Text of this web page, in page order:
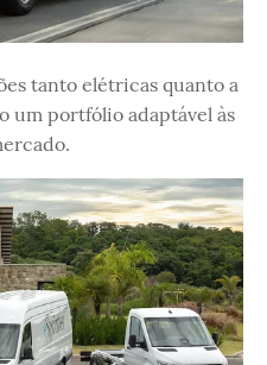
tanto elétricas quanto a
um portfólio adaptável às